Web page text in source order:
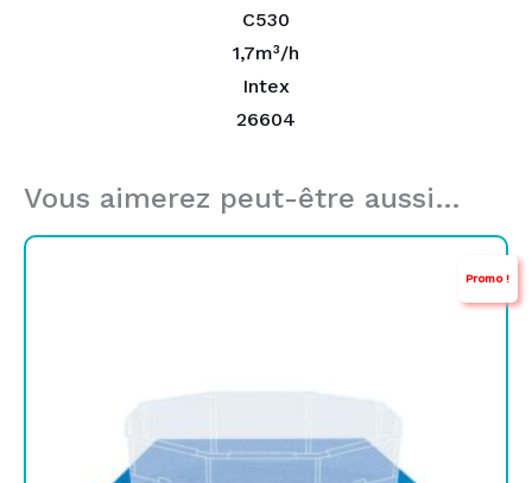
C530
1,7m³/h
Intex
26604
Vous aimerez peut-être aussi…
Promo !